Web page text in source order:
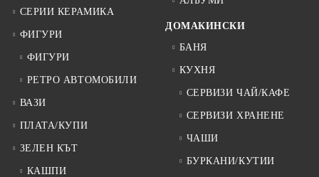
СЕРИИ КЕРАМИКА
ФИГУРИ
ФИГУРИ
РЕТРО АВТОМОБИЛИ
ВАЗИ
ПЛАТА/КУПИ
ЗЕЛЕН КЪТ
КАШПИ
ДОМАКИНСКИ
БАНЯ
КУХНЯ
СЕРВИЗИ ЧАЙ/КАФЕ
СЕРВИЗИ ХРАНЕНЕ
ЧАШИ
БУРКАНИ/КУТИИ